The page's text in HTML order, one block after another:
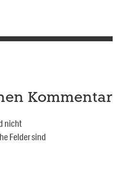
Kommentar
nicht
Felder sind